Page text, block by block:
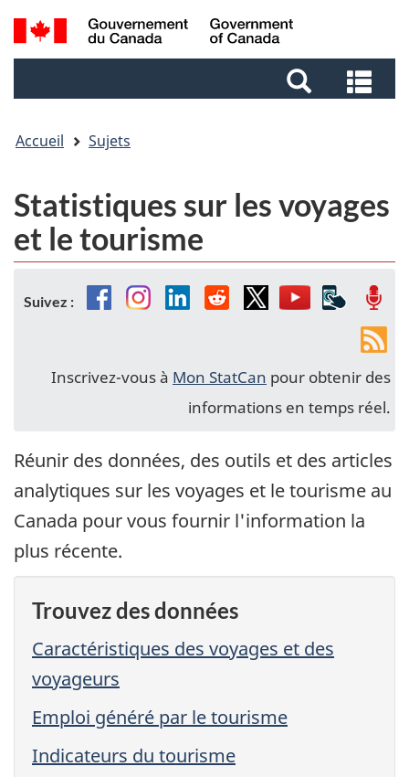
Aller
au
Aller
au
Passer
à
Recherche
et
et
Accueil Sujets
Statistiques sur les voyages
et le tourisme
Suivez : FacebookInstagram
Linkedin
RedditTwitterYouTube
mobiles
Fils
de
Inscrivez-vous à Mon StatCan pour obtenir des
informations en temps réel.
Réunir des données, des outils et des articles
analytiques sur les voyages et le tourisme au
Canada pour vous fournir l'information la
plus récente.
Trouvez des données
Caractéristiques des voyages et des
voyageurs
Emploi généré par le tourisme
Indicateurs du tourisme